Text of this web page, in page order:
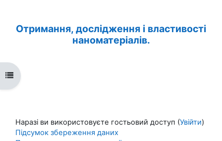
Відкритий покажчик курсу
Отримання, дослідження і властивості
наноматеріалів.
Наразі ви використовуєте гостьовий доступ (Увійти)
Підсумок збереження даних